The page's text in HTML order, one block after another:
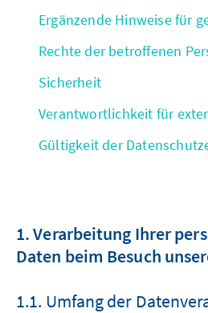
Ergänzende Hinweise für
Rechte der betroffenen
Sicherheit
Verantwortlichkeit für
Gültigkeit der
1. Verarbeitung Ihrer
Daten beim Besuch
1.1. Umfang der